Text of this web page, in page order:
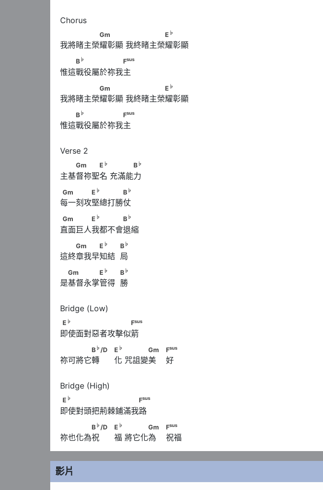
Gm　　　      　　　　　E
Gm E ♭
我將睹主榮耀彰顯 我終睹主榮耀彰顯
B ♭ F
B ♭ Fsus
惟這戰役屬於祢我主
Gm　　　      　　　　　E
Gm E ♭
我將睹主榮耀彰顯 我終睹主榮耀彰顯
B ♭ F
B ♭ Fsus
惟這戰役屬於祢我主
Gm　　　E
B
Gm E ♭ B ♭
主基督祢聖名 充滿能力
Gm　　　　E
B
Gm E ♭ B ♭
每一刻攻堅總打勝仗
Gm　　　　E
B
Gm E ♭ B ♭
直面巨人我都不會退縮
Gm　　　E
♭ B
Gm E ♭ B ♭
這終章我早知結  局
Gm　　　　E
♭ B
Gm E ♭ B ♭
是基督永掌管得  勝
E♭ F
E ♭ Fsus
即使面對惡者攻擊似箭
B ♭/D　                                    E
F sus
B ♭ /D E ♭ Gm Fsus
祢可將它轉      化 咒詛變美    好
E♭ F
E ♭ Fsus
即使對頭把荊棘鋪滿我路
B ♭/D　                                    E
F sus
B ♭ /D E ♭ Gm Fsus
祢也化為祝      福 將它化為    祝福
影片